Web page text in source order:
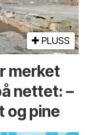
PLUSS
merket
nettet: –
og pine